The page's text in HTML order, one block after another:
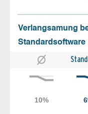
Verlangsamung
Standardsoftware